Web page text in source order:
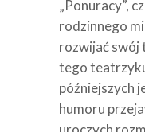
„Ponuracy”,
rodzinnego
rozwijać swój
tego
późniejszych
humoru